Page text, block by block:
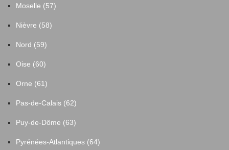
Moselle (57)
Nièvre (58)
Nord (59)
Oise (60)
Orne (61)
Pas-de-Calais (62)
Puy-de-Dôme (63)
Pyrénées-Atlantiques (64)